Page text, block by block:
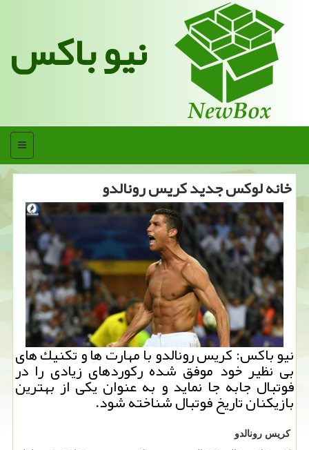
نیو باکس
منو
خانه لوكس جدید كریس رونالدو
نیو باكس: كریس رونالدو با مهارت ها و تكنیك های
بی نظیر خود موفق شده ركوردهای زیادی را در
فوتبال جابه جا نماید و به عنوان یكی از بهترین
بازیكنان تاریخ فوتبال شناخته شود.
کریس رونالدو